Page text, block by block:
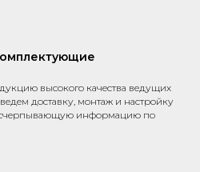
высокого качества ведущих
доставку, монтаж и настройку
информацию по